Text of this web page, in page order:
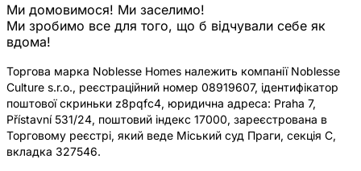
Ми домовимося! Ми заселимо!
Ми зробимо все для того, що б відчували себе як
вдома!
Торгова марка Noblesse Homes належить компанії Noblesse
Culture s.r.o., реєстраційний номер 08919607, ідентифікатор
поштової скриньки z8pqfc4, юридична адреса: Praha 7,
Přístavní 531/24, поштовий індекс 17000, зареєстрована в
Торговому реєстрі, який веде Міський суд Праги, секція C,
вкладка 327546.